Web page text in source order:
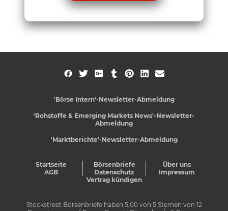
'Börse Intern'-Newsletter-Abmeldung
'Rohstoffe & Emerging Markets News'-Newsletter-
Abmeldung
'Marktberichte'-Newsletter-Abmeldung
Startseite Börsenbriefe
Über uns
AGB
Datenschutz
Impressum
Vertrag kündigen
Stockstreet Börsenbriefe haben 5,00von 5Sternen von 12